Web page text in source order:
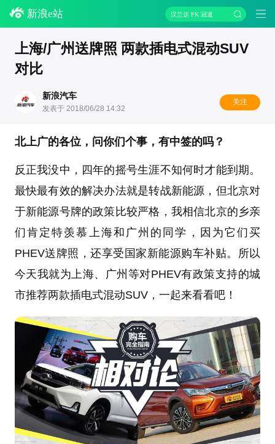
新浪e站 汉兰达 PK 冠道
上海/广州送牌照 两款插电式混动SUV
对比
新浪汽车
发表于 2018/06/28 14:32
关注
北上广的各位，问你们个事，有中签的吗？
反正我没中，四年的摇号生涯不知何时才能到期。
最快最有效的解决办法就是转战新能源，但北京对
于新能源号牌的政策比较严格，我相信北京的乡亲
们肯定特羡慕上海和广州的同学，因为它们买
PHEV送牌照，还享受国家新能源购车补贴。所以
今天我就为上海、广州等对PHEV有政策支持的城
市推荐两款插电式混动SUV，一起来看看吧！